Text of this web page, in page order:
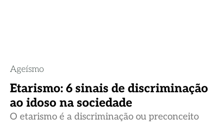
Ageísmo
Etarismo: 6 sinais de discriminação
ao idoso na sociedade
O etarismo é a discriminação ou preconceito